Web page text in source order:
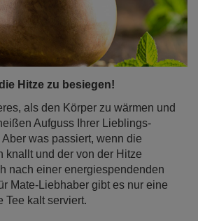
Hitze zu besiegen!
als den Körper zu wärmen und
Aufguss Ihrer Lieblings-
knallt und der von der Hitze
nach einer energiespendenden
Mate-Liebhaber gibt es nur eine
Tee kalt serviert.